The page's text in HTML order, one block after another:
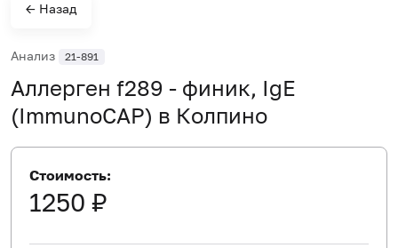
← Назад
Анализ 21-891
Аллерген f289 - финик, IgE
(ImmunoCAP) в Колпино
Стоимость:
1250 ₽